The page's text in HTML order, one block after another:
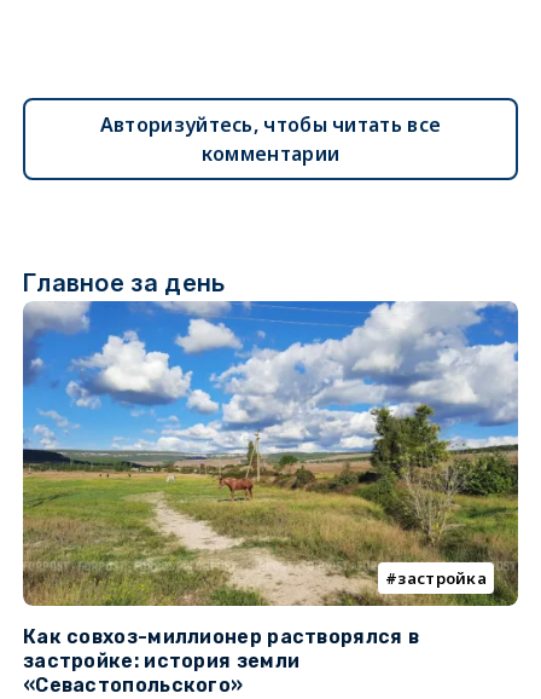
Авторизуйтесь, чтобы читать все
комментарии
Главное за день
застройка
Как совхоз-миллионер растворялся в
застройке: история земли
«Севастопольского»